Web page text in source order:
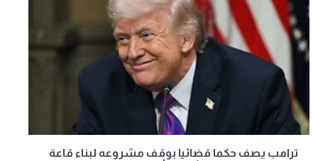
ترامب يصف حكما قضائيا بوقف مشروعه لبناء قاعة